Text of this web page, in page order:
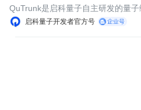
启科量子开发者官方号
QuTrunk是启科量子自主研发的量子
n提供了量子编程API，对量子编程